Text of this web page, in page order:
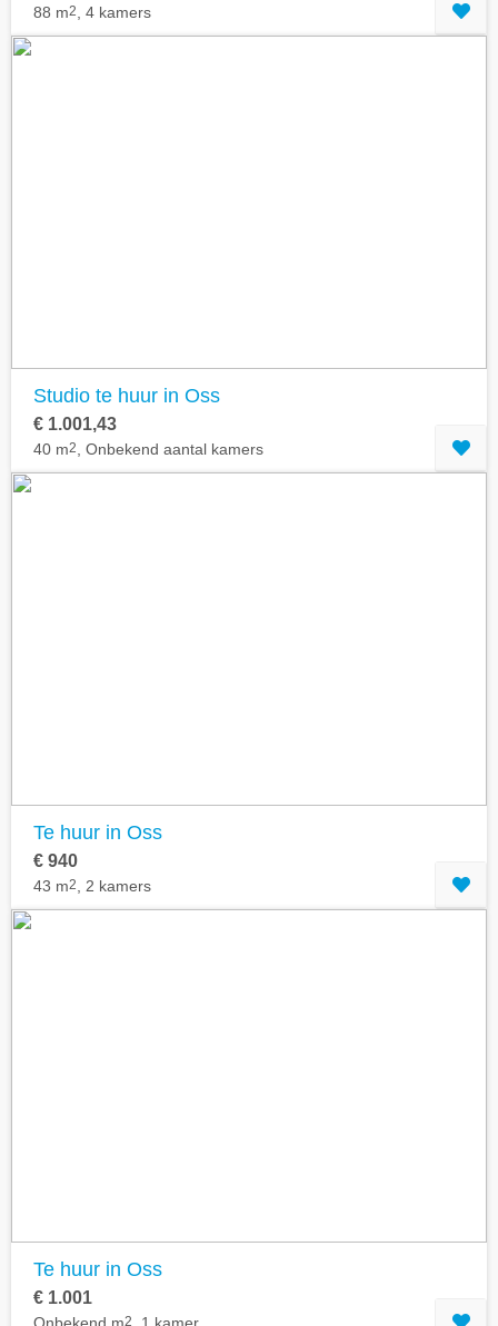
88 m2 , 4 kamers
Studio te huur in Oss
€ 1.001,43
40 m2 , Onbekend aantal kamers
Te huur in Oss
€ 940
43 m2 , 2 kamers
Te huur in Oss
€ 1.001
2